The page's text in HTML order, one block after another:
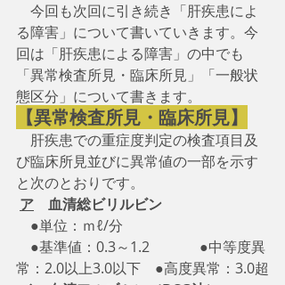
今回も次回に引き続き「肝疾患によ
る障害」について書いていきます。今
回は「肝疾患による障害」の中でも
「異常検査所見・臨床所見」「一般状
態区分」について書きます。
【異常検査所見・臨床所見】
肝疾患での重症度判定の検査項目及
び臨床所見並びに異常値の一部を示す
と次のとおりです。
ア 血清総ビリルビン
●単位：ｍℓ/分
●基準値：0.3～1.2　　　  ●中等度異
常：2.0以上3.0以下　●高度異常：3.0超